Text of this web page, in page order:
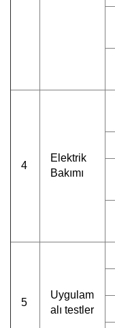
4
Elektrik
Bakımı
5
Uygulam
alı testler